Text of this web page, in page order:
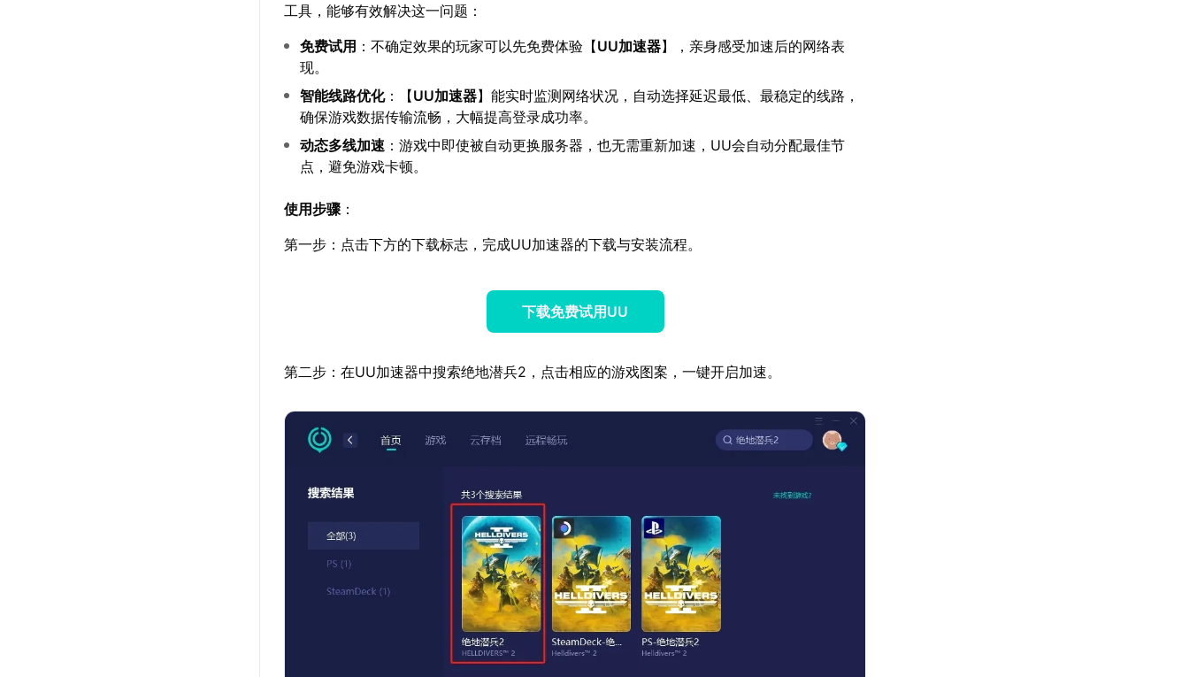
工具，能够有效解决这一问题：
免费试用 ：不确定效果的玩家可以先免费体验【UU加速器】，亲身感受加速后的网络表
现。
智能线路优化：【UU加速器】能实时监测网络状况，自动选择延迟最低、最稳定的线路，
确保游戏数据传输流畅，大幅提高登录成功率。
动态多线加速 ：游戏中即使被自动更换服务器，也无需重新加速，UU会自动分配最佳节
点，避免游戏卡顿。
使用步骤 ：
第一步：点击下方的下载标志，完成UU加速器的下载与安装流程。
下载免费试用UU
第二步：在UU加速器中搜索绝地潜兵2，点击相应的游戏图案，一键开启加速。